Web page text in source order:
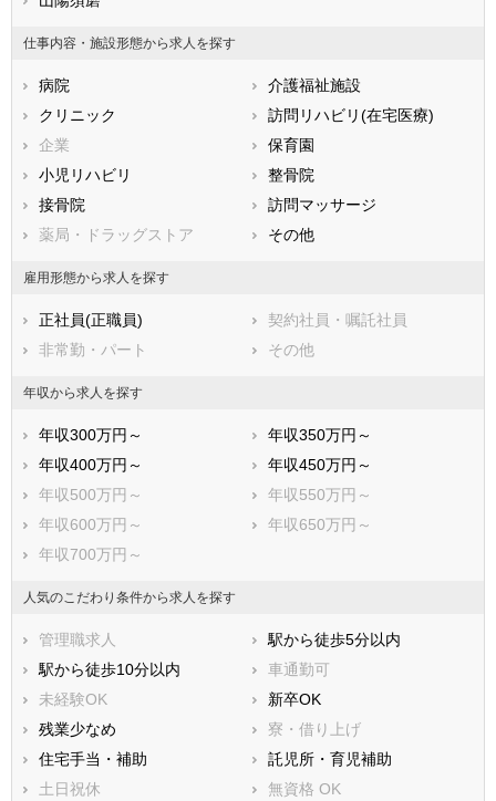
香川県
高知県
福岡県
長崎県
熊本県
鹿児島県
仕事内容・施設形態から求人を探す
病院
介護福祉施設
クリニック
訪問リハビリ(在宅医療)
企業
保育園
小児リハビリ
整骨院
接骨院
訪問マッサージ
薬局・ドラッグストア
その他
雇用形態から求人を探す
正社員(正職員)
契約社員・嘱託社員
非常勤・パート
その他
年収から求人を探す
年収300万円～
年収350万円～
年収400万円～
年収450万円～
年収500万円～
年収550万円～
年収600万円～
年収650万円～
年収700万円～
人気のこだわり条件から求人を探す
管理職求人
駅から徒歩5分以内
駅から徒歩10分以内
車通勤可
未経験OK
新卒OK
残業少なめ
寮・借り上げ
住宅手当・補助
託児所・育児補助
土日祝休
無資格 OK